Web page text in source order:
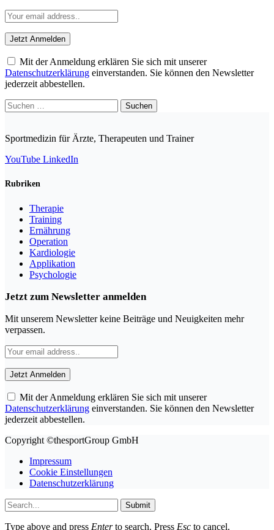
Mit der Anmeldung erklären Sie sich mit unserer
Datenschutzerklärung einverstanden. Sie können den Newsletter
jederzeit abbestellen.
Suchen
nach:
Sportmedizin für Ärzte, Therapeuten und Trainer
YouTube LinkedIn
Rubriken
Therapie
Training
Ernährung
Operation
Kardiologie
Applikation
Psychologie
Jetzt zum Newsletter anmelden
Mit unserem Newsletter keine Beiträge und Neuigkeiten mehr
verpassen.
Mit der Anmeldung erklären Sie sich mit unserer
Datenschutzerklärung einverstanden. Sie können den Newsletter
jederzeit abbestellen.
Copyright ©thesportGroup GmbH
Impressum
Cookie Einstellungen
Datenschutzerklärung
Submit
Type above and press Enterto search. Press Esc to cancel.